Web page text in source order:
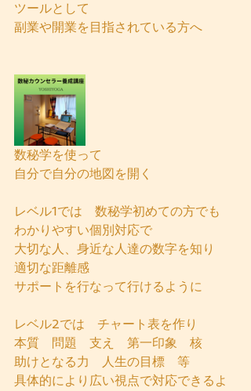
ツールとして
副業や開業を目指されている方へ
数秘学を使って
自分で自分の地図を開く
レベル1では　数秘学初めての方でも
わかりやすい個別対応で
大切な人、身近な人達の数字を知り
適切な距離感
サポートを行なって行けるように
レベル2では　チャート表を作り
本質　問題　支え　第一印象　核
助けとなる力　人生の目標　等
具体的により広い視点で対応できるよ